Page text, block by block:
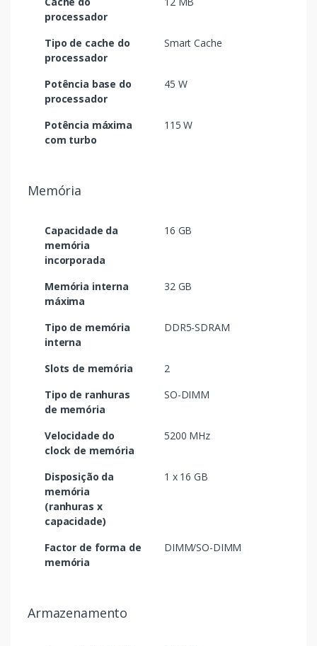
processador
Tipo de cache do
processador
Smart Cache
Potência base do
processador
45 W
Potência máxima
com turbo
115 W
Memória
Capacidade da
memória
incorporada
16 GB
Memória interna
máxima
32 GB
Tipo de memória
interna
DDR5-SDRAM
Slots de memória
2
Tipo de ranhuras
de memória
SO-DIMM
Velocidade do
clock de memória
5200 MHz
Disposição da
memória
(ranhuras x
capacidade)
1 x 16 GB
Factor de forma de
memória
DIMM/SO-DIMM
Armazenamento